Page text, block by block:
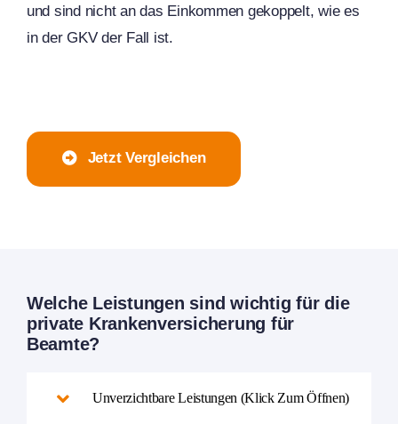
und sind nicht an das Einkommen gekoppelt, wie es
in der GKV der Fall ist.
Jetzt Vergleichen
Welche Leistungen sind wichtig für die
private Krankenversicherung für
Beamte?
Unverzichtbare Leistungen (Klick Zum Öffnen)